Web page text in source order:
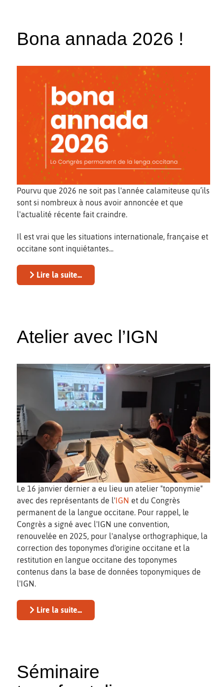
Bona annada 2026 !
Pourvu que 2026 ne soit pas l'année calamiteuse qu’ils
sont si nombreux à nous avoir annoncée et que
l'actualité récente fait craindre.
Il est vrai que les situations internationale, française et
occitane sont inquiétantes...
Lire la suite...
Atelier avec l’IGN
Le 16 janvier dernier a eu lieu un atelier "toponymie"
avec des représentants de l'IGN et du Congrès
permanent de la langue occitane. Pour rappel, le
Congrès a signé avec l'IGN une convention,
renouvelée en 2025, pour l'analyse orthographique, la
correction des toponymes d'origine occitane et la
restitution en langue occitane des toponymes
contenus dans la base de données toponymiques de
l'IGN.
Lire la suite...
Séminaire